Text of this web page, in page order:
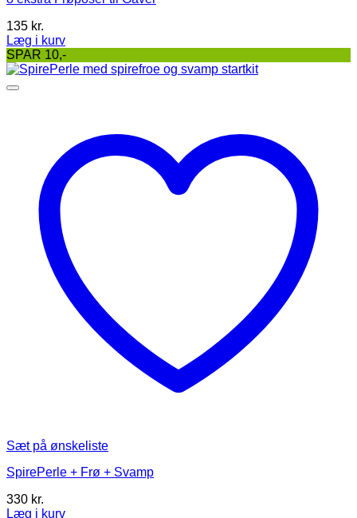
135 kr.
Læg i kurv
Dette
vare
har
varesiden
SPAR 10,-
Sæt på ønskeliste
SpirePerle + Frø + Svamp
330 kr.
Læg i kurv